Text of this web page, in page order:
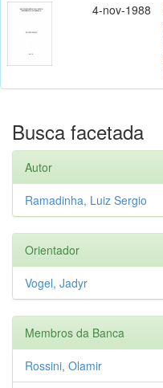
4-nov-1988
Busca facetada
Autor
Ramadinha, Luiz Sergio
Orientador
Vogel, Jadyr
Membros da Banca
Rossini, Olamir